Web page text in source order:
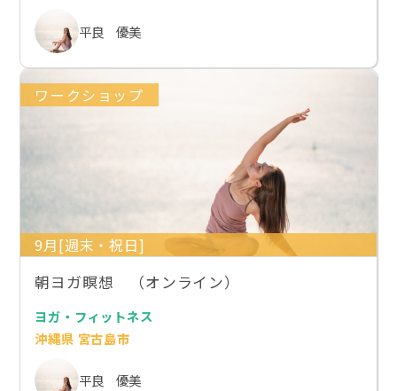
平良 優美
ワークショップ
9月[週末・祝日]
朝ヨガ瞑想 （オンライン）
ヨガ・フィットネス
沖縄県 宮古島市
平良 優美